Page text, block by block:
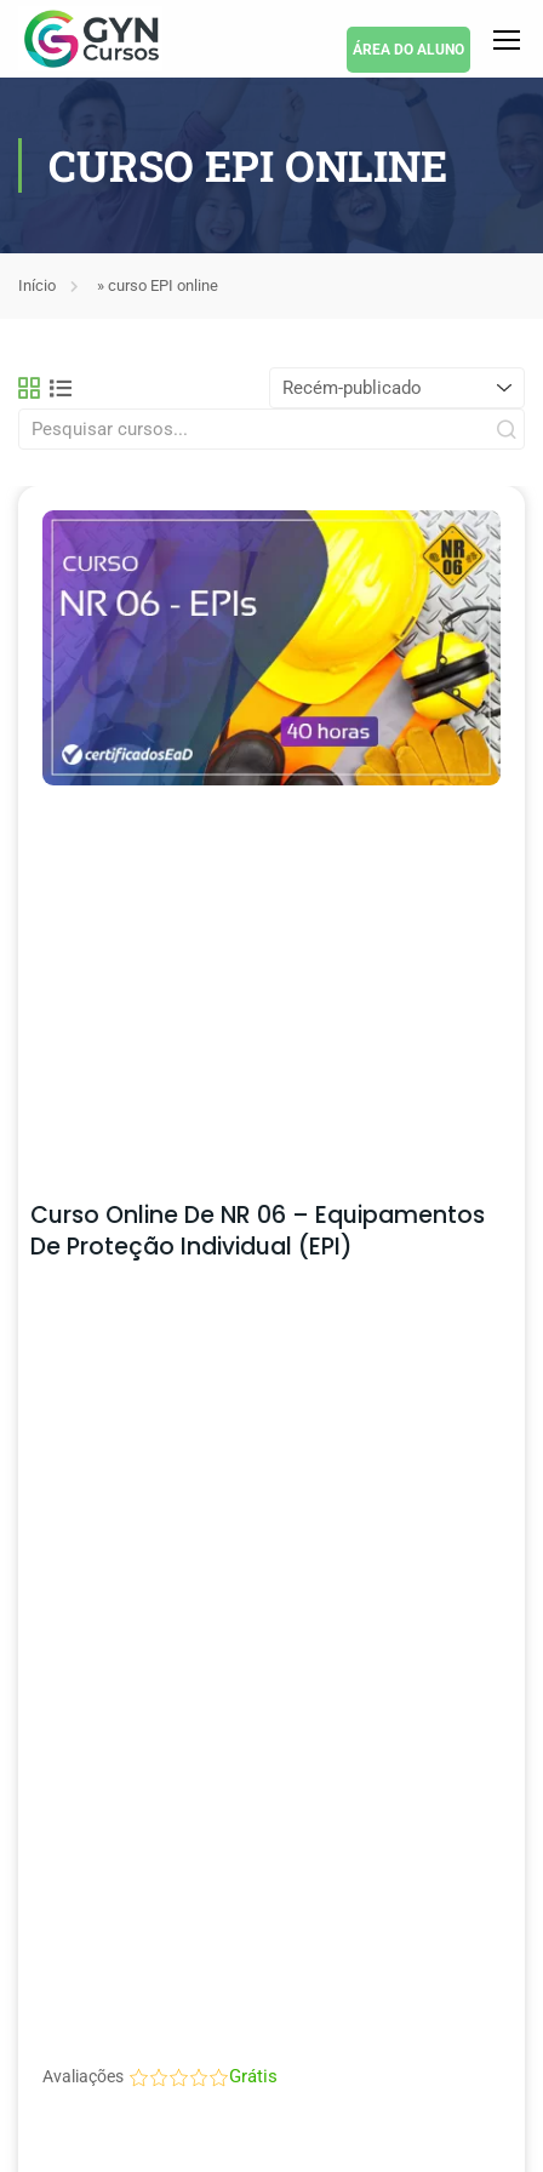
ÁREA DO ALUNO
CURSO EPI ONLINE
Início » curso EPI online
Curso Online De NR 06 – Equipamentos
De Proteção Individual (EPI)
Avaliações Grátis